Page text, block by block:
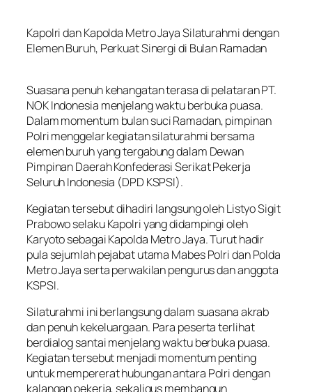
Kapolri dan Kapolda Metro Jaya Silaturahmi dengan
Elemen Buruh, Perkuat Sinergi di Bulan Ramadan
Suasana penuh kehangatan terasa di pelataran PT.
NOK Indonesia menjelang waktu berbuka puasa.
Dalam momentum bulan suci Ramadan, pimpinan
Polri menggelar kegiatan silaturahmi bersama
elemen buruh yang tergabung dalam Dewan
Pimpinan Daerah Konfederasi Serikat Pekerja
Seluruh Indonesia (DPD KSPSI).
Kegiatan tersebut dihadiri langsung oleh Listyo Sigit
Prabowo selaku Kapolri yang didampingi oleh
Karyoto sebagai Kapolda Metro Jaya. Turut hadir
pula sejumlah pejabat utama Mabes Polri dan Polda
Metro Jaya serta perwakilan pengurus dan anggota
KSPSI.
Silaturahmi ini berlangsung dalam suasana akrab
dan penuh kekeluargaan. Para peserta terlihat
berdialog santai menjelang waktu berbuka puasa.
Kegiatan tersebut menjadi momentum penting
untuk mempererat hubungan antara Polri dengan
kalangan pekerja, sekaligus membangun